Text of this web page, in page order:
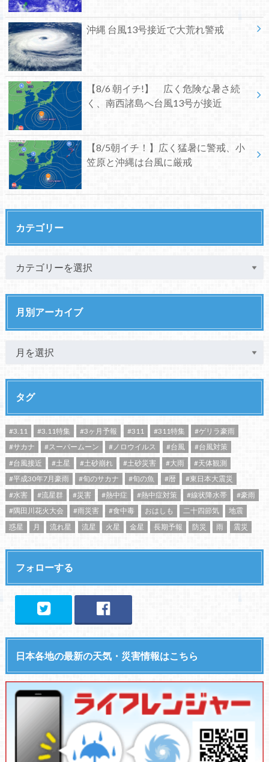
沖縄 台風13号接近で大荒れ警戒
【8/6 朝イチ!】 広く危険な暑さ続
く、南西諸島へ台風13号が接近
【8/5朝イチ！】広く猛暑に警戒、小
笠原と沖縄は台風に厳戒
カテゴリー
月別アーカイブ
タグ
#3.11 #3.11特集 #3ヶ月予報 #311 #311特集
#ゲリラ豪雨
#サカナ
#スーパームーン #ノロウイルス #台風
#台風対策
#台風接近
#土星 #土砂崩れ #土砂災害 #大雨
#天体観測
#平成30年7月豪雨
#旬のサカナ #旬の魚 #暦
#東日本大震災
#水害
#流星群 #災害 #熱中症 #熱中症対策 #線状降水帯
#豪雨
#隅田川花火大会
#雨災害 #食中毒 おはしも 二十四節気
地震
惑星
月 流れ星 流星 火星 金星 長期予報 防災 雨 震災
フォローする
日本各地の最新の天気・災害情報はこちら